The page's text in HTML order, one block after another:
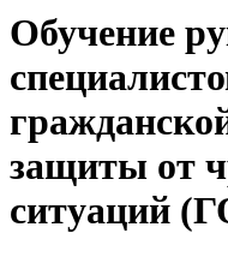
Обучение
защиты от
ситуаций